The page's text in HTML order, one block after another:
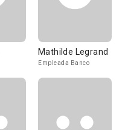
Mathilde Legrand
Empleada Banco